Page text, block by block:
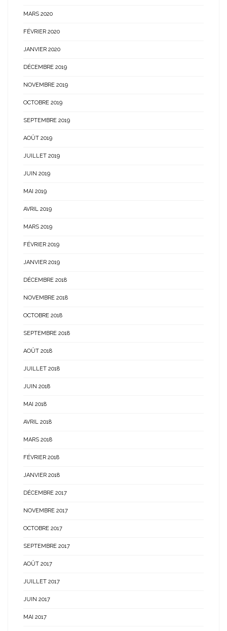
MARS 2020
FÉVRIER 2020
JANVIER 2020
DÉCEMBRE 2019
NOVEMBRE 2019
OCTOBRE 2019
SEPTEMBRE 2019
AOÛT 2019
JUILLET 2019
JUIN 2019
MAI 2019
AVRIL 2019
MARS 2019
FÉVRIER 2019
JANVIER 2019
DÉCEMBRE 2018
NOVEMBRE 2018
OCTOBRE 2018
SEPTEMBRE 2018
AOÛT 2018
JUILLET 2018
JUIN 2018
MAI 2018
AVRIL 2018
MARS 2018
FÉVRIER 2018
JANVIER 2018
DÉCEMBRE 2017
NOVEMBRE 2017
OCTOBRE 2017
SEPTEMBRE 2017
AOÛT 2017
JUILLET 2017
JUIN 2017
MAI 2017